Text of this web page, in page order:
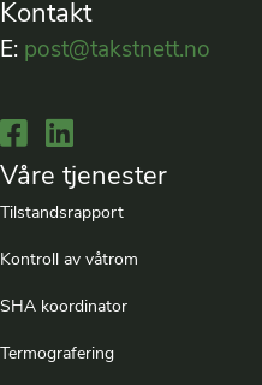
Kontakt
E: post@takstnett.no
Lenke til Facebook
Lenke til LinkedIn
Våre tjenester
Tilstandsrapport
Kontroll av våtrom
SHA koordinator
Termografering